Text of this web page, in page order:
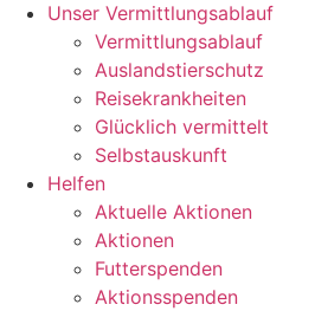
Unser Vermittlungsablauf
Vermittlungsablauf
Auslandstierschutz
Reisekrankheiten
Glücklich vermittelt
Selbstauskunft
Helfen
Aktuelle Aktionen
Aktionen
Futterspenden
Aktionsspenden